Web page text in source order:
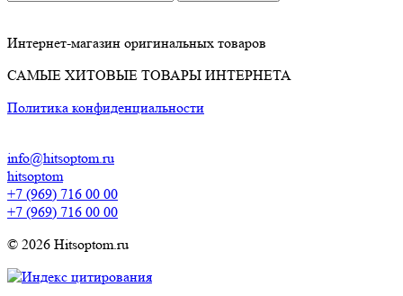
Интернет-магазин оригинальных товаров
САМЫЕ ХИТОВЫЕ ТОВАРЫ ИНТЕРНЕТА
Политика конфиденциальности
info@hitsoptom.ru
hitsoptom
+7 (969) 716 00 00
+7 (969) 716 00 00
© 2026 Hitsoptom.ru